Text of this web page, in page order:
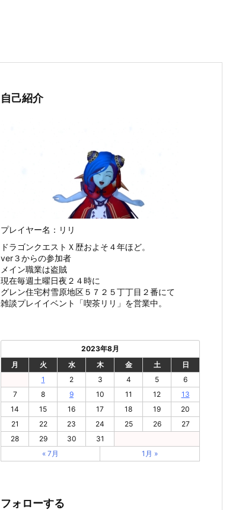
自己紹介
プレイヤー名：リリ
ドラゴンクエストＸ歴およそ４年ほど。
ver３からの参加者
メイン職業は盗賊
現在毎週土曜日夜２４時に
グレン住宅村雪原地区５７２５丁丁目２番にて
雑談プレイイベント「喫茶リリ」を営業中。
2023年8月
月
火 水 木 金 土
日
1
2 3 4 5
6
7
8 9 10 11 12
13
14
15 16 17 18 19
20
21
22 23 24 25 26
27
28
29 30
31
« 7月
1月 »
フォローする